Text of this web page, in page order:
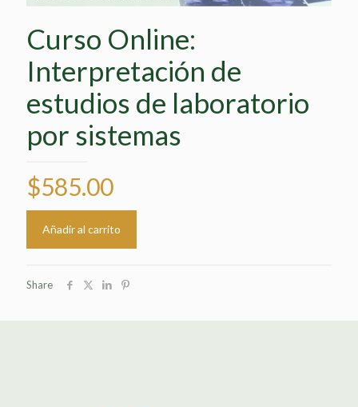
Curso Online:
Interpretación de
estudios de laboratorio
por sistemas
$585.00
Añadir al carrito
Share